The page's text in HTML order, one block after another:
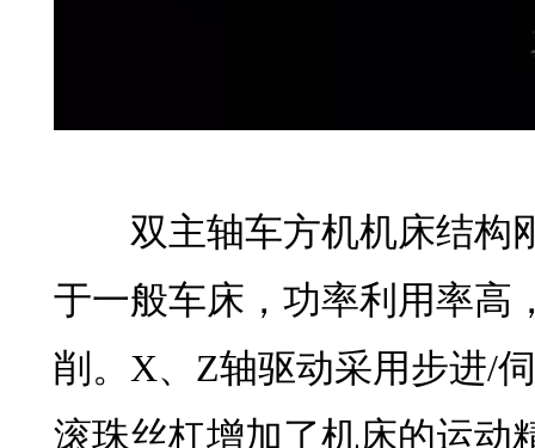
双主轴车方机机床结构
于一般车床，功率利用率高
削。X、Z轴驱动采用步进/
滚珠丝杠增加了机床的运动